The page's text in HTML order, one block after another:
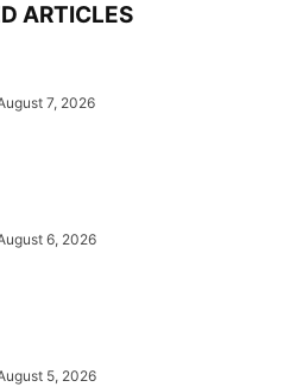
ARTICLES
7, 2026
6, 2026
5, 2026